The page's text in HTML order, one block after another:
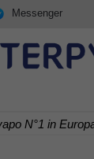
Messenger